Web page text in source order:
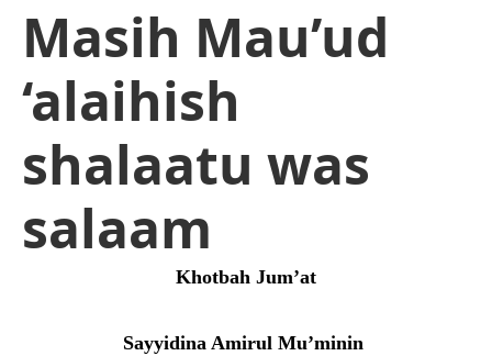
Masih Mau’ud
‘alaihish
shalaatu was
salaam
Khotbah Jum’at
Sayyidina Amirul Mu’minin